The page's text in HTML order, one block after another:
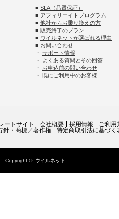
■ SLA（品質保証）
■ アフィリエイトプログラム
■ 他社からお乗り換えの方
■ 販売終了のプラン
■ ウイルネットが選ばれる理由
■ お問い合わせ
・ サポート情報
・
よくある質問とその回答
・ お申込前の問い合わせ
・ 既にご利用中のお客様
ートサイト 会社概要 採用情報
ご利用
針・商標／著作権
特定商取引法に基づく
Copyright © ウイルネット